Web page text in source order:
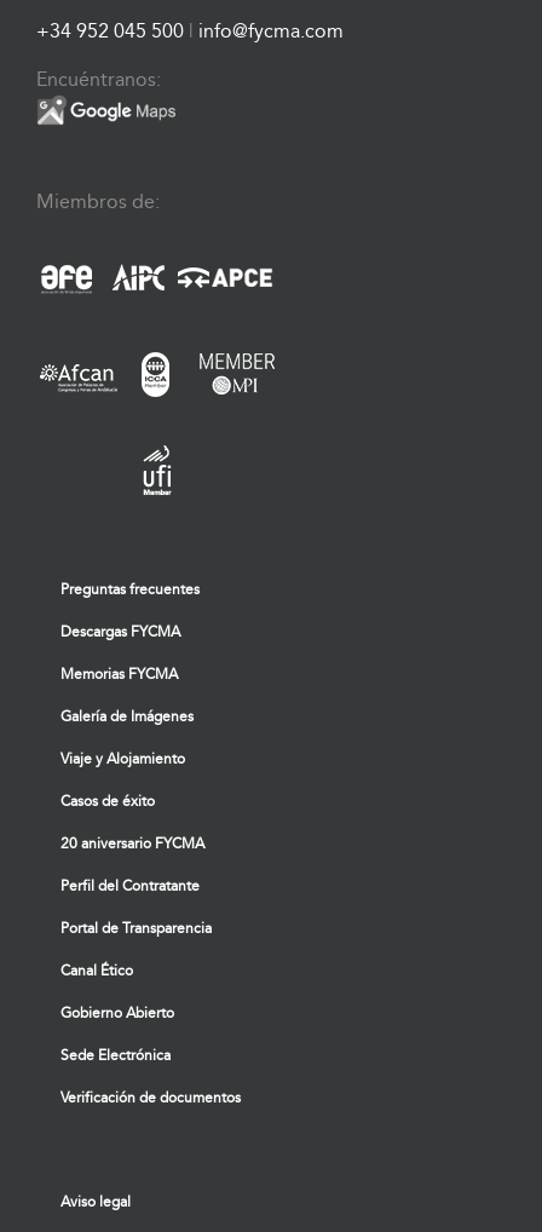
+34 952 045 500 info@fycma.com
Encuéntranos:
Miembros de:
Preguntas frecuentes
Descargas FYCMA
Memorias FYCMA
Galería de Imágenes
Viaje y Alojamiento
Casos de éxito
20 aniversario FYCMA
Perfil del Contratante
Portal de Transparencia
Canal Ético
Gobierno Abierto
Sede Electrónica
Verificación de documentos
Aviso legal